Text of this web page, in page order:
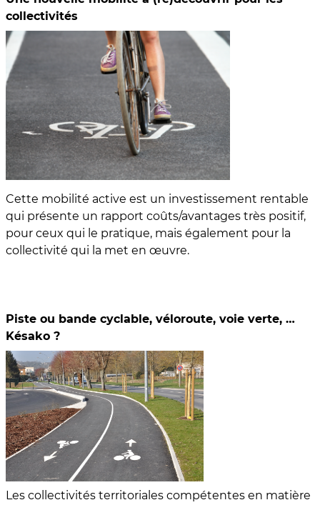
collectivités
Cette mobilité active est un investissement rentable
qui présente un rapport coûts/avantages très positif,
pour ceux qui le pratique, mais également pour la
collectivité qui la met en œuvre.
Piste ou bande cyclable, véloroute, voie verte, …
Késako ?
Les collectivités territoriales compétentes en matière